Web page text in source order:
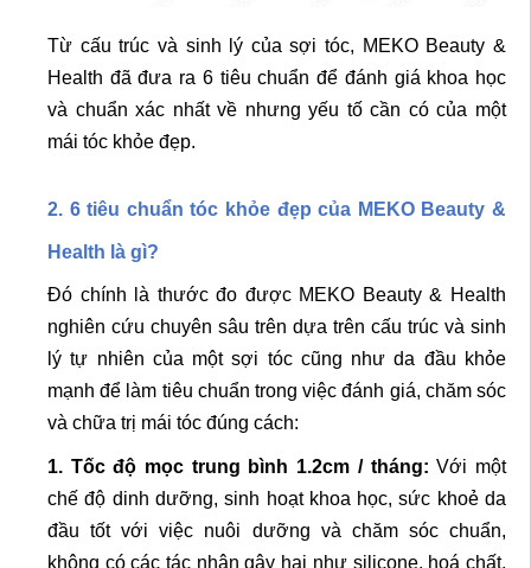
Từ cấu trúc và sinh lý của sợi tóc, MEKO Beauty &
Health đã đưa ra 6 tiêu chuẩn để đánh giá khoa học
và chuẩn xác nhất về nhưng yếu tố cần có của một
mái tóc khỏe đẹp.
2. 6 tiêu chuẩn tóc khỏe đẹp của MEKO Beauty &
Health là gì?
Đó chính là thước đo được MEKO Beauty & Health
nghiên cứu chuyên sâu trên dựa trên cấu trúc và sinh
lý tự nhiên của một sợi tóc cũng như da đầu khỏe
mạnh để làm tiêu chuẩn trong việc đánh giá, chăm sóc
và chữa trị mái tóc đúng cách:
1. Tốc độ mọc trung bình 1.2cm / tháng: Với một
chế độ dinh dưỡng, sinh hoạt khoa học, sức khoẻ da
đầu tốt với việc nuôi dưỡng và chăm sóc chuẩn,
không có các tác nhân gây hại như silicone, hoá chất,